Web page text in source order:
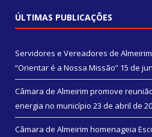
ÚLTIMAS PUBLICAÇÕES
Servidores e Vereadores de
“Orientar é a Nossa Missão” 15 de
Câmara de Almeirim promove
energia no município 23 de abril de
Câmara de Almeirim homenageia